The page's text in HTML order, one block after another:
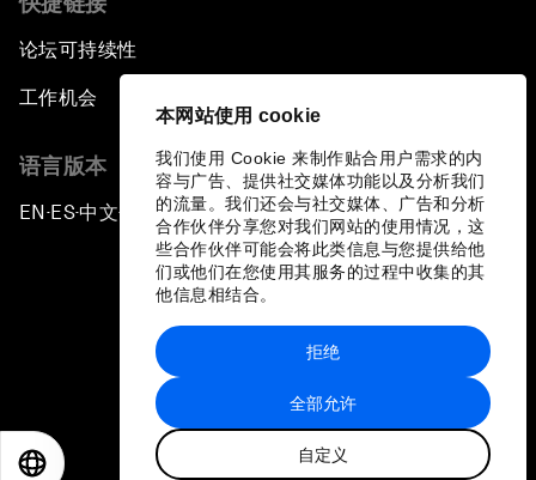
本网站使用 cookie
我们使用 Cookie 来制作贴合用户需求的内
容与广告、提供社交媒体功能以及分析我们
的流量。我们还会与社交媒体、广告和分析
合作伙伴分享您对我们网站的使用情况，这
些合作伙伴可能会将此类信息与您提供给他
们或他们在您使用其服务的过程中收集的其
他信息相结合。
全部允许
自定义
拒绝
论坛可持续性
工作机会
语言版本
EN ▪ES▪中文▪ 日本語
站点地图
世界经济论坛